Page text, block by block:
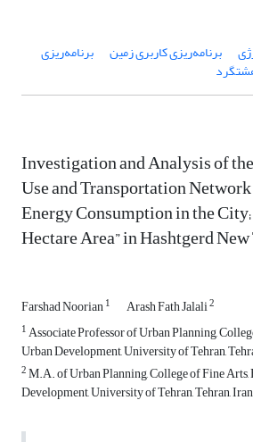
برنامه‌ریزی کاربری زمین برنامه‌ریزی
Investigation and Analysis of
Use and Transportation
Energy Consumption in the
Hectare Area” in Hashtgerd
Farshad Noorian1 Arash Fath Jalali2
1Associate Professor of Urban Planning,
Urban Development, University of Tehran,
2M.A. of Urban Planning, College of Fine
Development, University of Tehran, Tehran,